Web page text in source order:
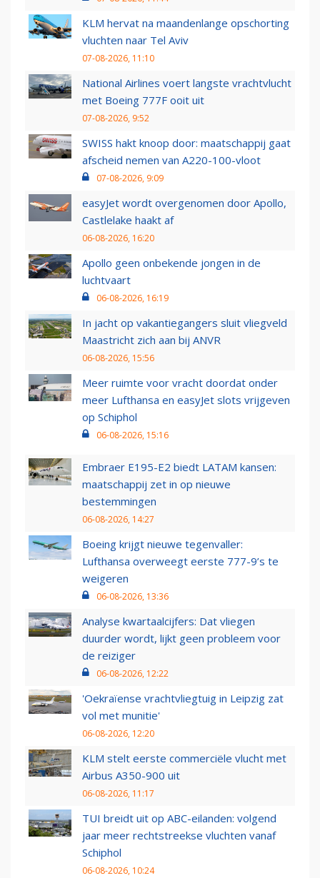
KLM hervat na maandenlange opschorting
vluchten naar Tel Aviv
07-08-2026, 11:10
National Airlines voert langste vrachtvlucht
met Boeing 777F ooit uit
07-08-2026, 9:52
SWISS hakt knoop door: maatschappij gaat
afscheid nemen van A220-100-vloot
07-08-2026, 9:09
easyJet wordt overgenomen door Apollo,
Castlelake haakt af
06-08-2026, 16:20
Apollo geen onbekende jongen in de
luchtvaart
06-08-2026, 16:19
In jacht op vakantiegangers sluit vliegveld
Maastricht zich aan bij ANVR
06-08-2026, 15:56
Meer ruimte voor vracht doordat onder
meer Lufthansa en easyJet slots vrijgeven
op Schiphol
06-08-2026, 15:16
Embraer E195-E2 biedt LATAM kansen:
maatschappij zet in op nieuwe
bestemmingen
06-08-2026, 14:27
Boeing krijgt nieuwe tegenvaller:
Lufthansa overweegt eerste 777-9’s te
weigeren
06-08-2026, 13:36
Analyse kwartaalcijfers: Dat vliegen
duurder wordt, lijkt geen probleem voor
de reiziger
06-08-2026, 12:22
'Oekraïense vrachtvliegtuig in Leipzig zat
vol met munitie'
06-08-2026, 12:20
KLM stelt eerste commerciële vlucht met
Airbus A350-900 uit
06-08-2026, 11:17
TUI breidt uit op ABC-eilanden: volgend
jaar meer rechtstreekse vluchten vanaf
Schiphol
06-08-2026, 10:24